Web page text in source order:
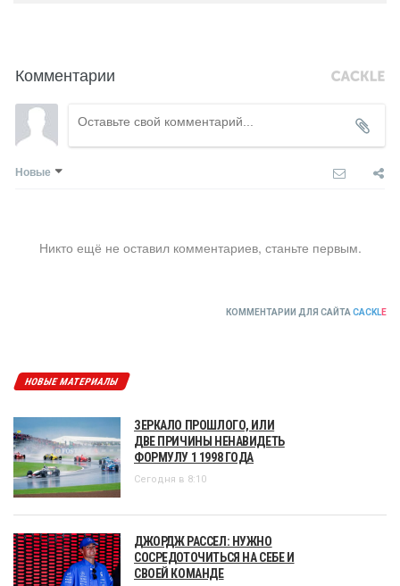
Комментарии
Новые
Никто ещё не оставил комментариев, станьте первым.
КОММЕНТАРИИ ДЛЯ САЙТАCACKLE
НОВЫЕ МАТЕРИАЛЫ
ЗЕРКАЛО ПРОШЛОГО, ИЛИ
ДВЕ ПРИЧИНЫ НЕНАВИДЕТЬ
ФОРМУЛУ 1 1998 ГОДА
Сегодня в 8:10
ДЖОРДЖ РАССЕЛ: НУЖНО
СОСРЕДОТОЧИТЬСЯ НА СЕБЕ И
СВОЕЙ КОМАНДЕ